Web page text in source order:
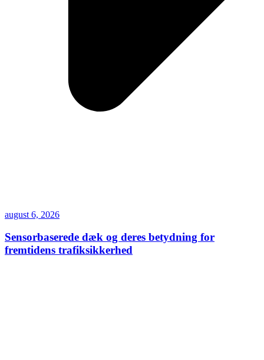
august 6, 2026
Sensorbaserede dæk og deres betydning for
fremtidens trafiksikkerhed